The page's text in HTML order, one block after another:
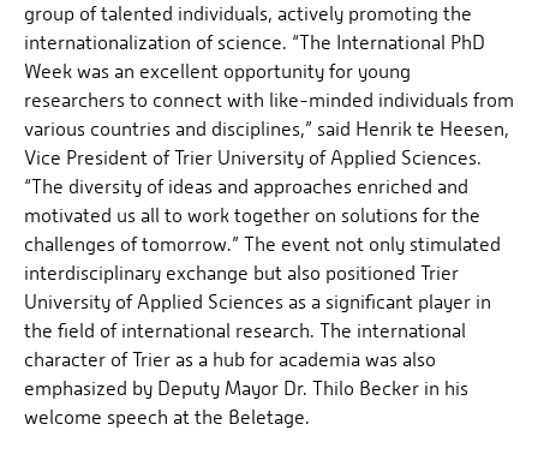
group of talented individuals, actively promoting the
internationalization of science. “The International PhD
Week was an excellent opportunity for young
researchers to connect with like-minded individuals from
various countries and disciplines,” said Henrik te Heesen,
Vice President of Trier University of Applied Sciences.
“The diversity of ideas and approaches enriched and
motivated us all to work together on solutions for the
challenges of tomorrow.” The event not only stimulated
interdisciplinary exchange but also positioned Trier
University of Applied Sciences as a significant player in
the field of international research. The international
character of Trier as a hub for academia was also
emphasized by Deputy Mayor Dr. Thilo Becker in his
welcome speech at the Beletage.